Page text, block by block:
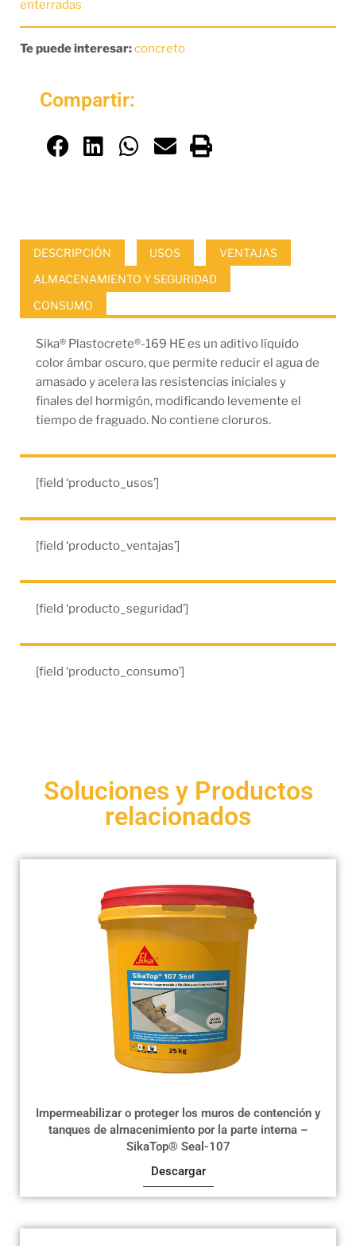
enterradas
Te puede interesar:concreto
Compartir:
DESCRIPCIÓN USOS
VENTAJAS
ALMACENAMIENTO Y SEGURIDAD
CONSUMO
Sika® Plastocrete®-169 HE es un aditivo líquido
color ámbar oscuro, que permite reducir el agua de
amasado y acelera las resistencias iniciales y
finales del hormigón, modificando levemente el
tiempo de fraguado. No contiene cloruros.
[field ‘producto_usos’]
[field ‘producto_ventajas’]
[field ‘producto_seguridad’]
[field ‘producto_consumo’]
Soluciones y Productos
relacionados
Impermeabilizar o proteger los muros de contención y
tanques de almacenimiento por la parte interna –
SikaTop® Seal-107
Descargar